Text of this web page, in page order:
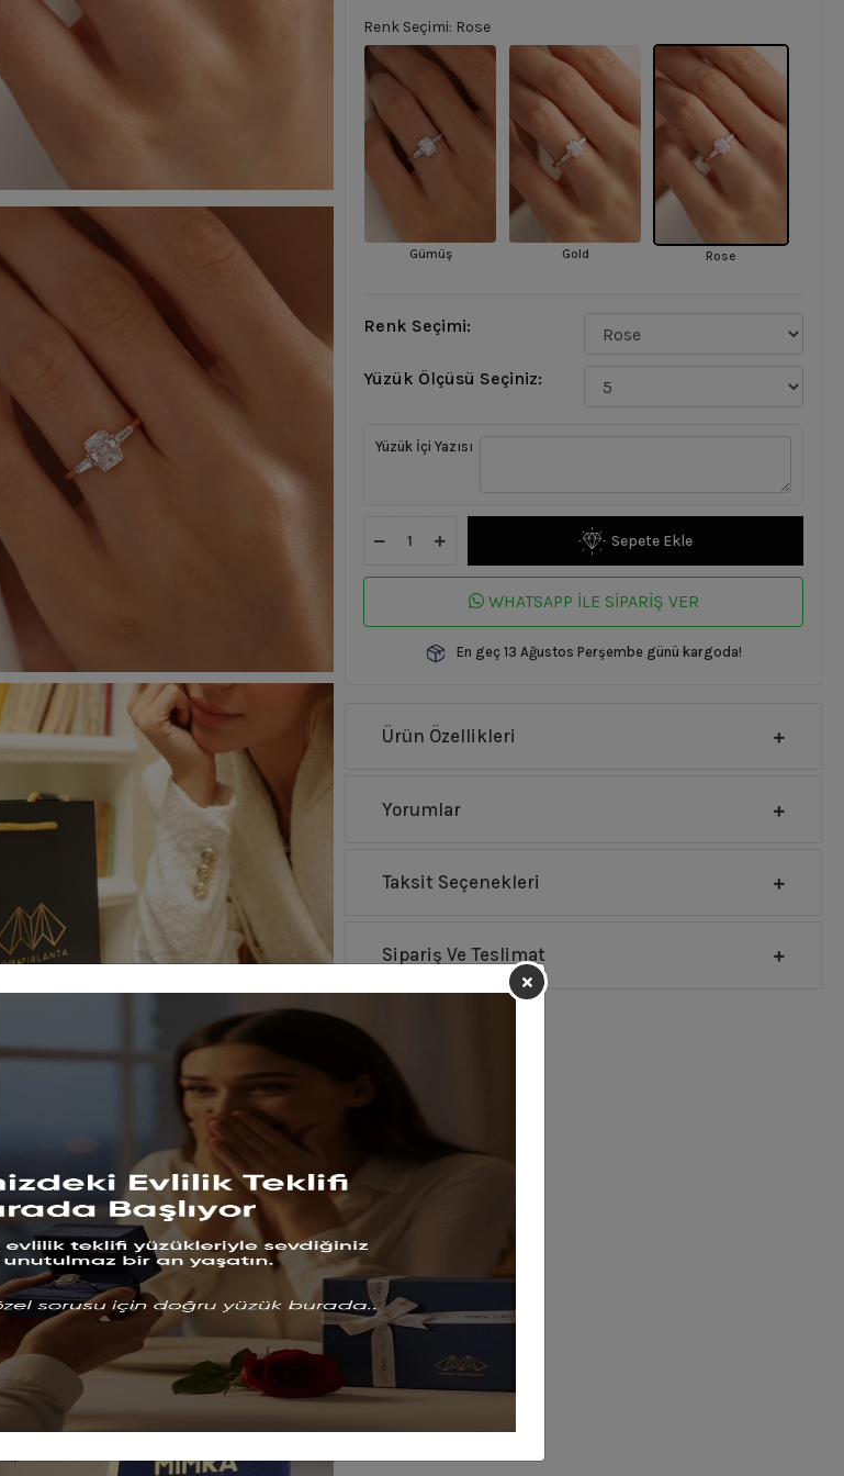
Renk Seçimi: Rose
Gümüş Gold Rose
Renk Seçimi:
Yüzük Ölçüsü Seçiniz:
Yüzük İçi Yazısı
Sepete Ekle
WHATSAPP İLE SİPARİŞ VER
En geç 13 Ağustos Perşembe günü kargoda!
Ürün Özellikleri
Yorumlar
Taksit Seçenekleri
Sipariş Ve Teslimat